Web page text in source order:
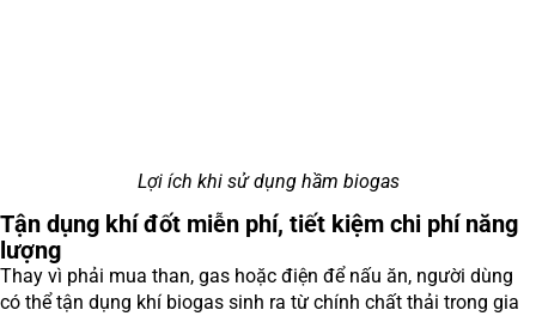
Lợi ích khi sử dụng hầm biogas
Tận dụng khí đốt miễn phí, tiết kiệm chi phí năng
lượng
Thay vì phải mua than, gas hoặc điện để nấu ăn, người dùng
có thể tận dụng khí biogas sinh ra từ chính chất thải trong gia